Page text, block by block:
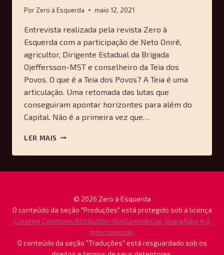
Por Zero à Esquerda maio 12, 2021
Entrevista realizada pela revista Zero à
Esquerda com a participação de Neto Onirê,
agricultor, Dirigente Estadual da Brigada
Ojeffersson-MST e conselheiro da Teia dos
Povos. O que é a Teia dos Povos? A Teia é uma
articulação. Uma retomada das lutas que
conseguiram apontar horizontes para além do
Capital. Não é a primeira vez que…
LER MAIS A
DOS
ENTREVISTA
NETO
© 2026 Zero à Esquerda
O conteúdo da seção "Produções" está protegido sob a licença
Creative Commons Attribution-NonCommercial-ShareAlike 4.0
International.
O conteúdo da seção "Traduções" está resguardado sob os